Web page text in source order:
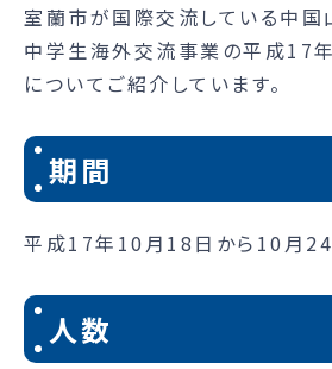
室蘭市が国際交流している中国
中学生海外交流事業の平成17
についてご紹介しています。
期間
平成17年10月18日から10月
人数